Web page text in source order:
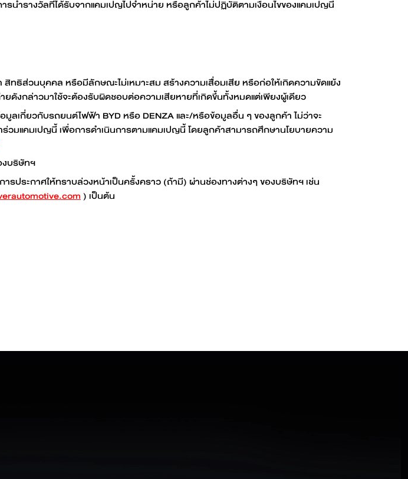
ำรางวัลที่ได้รับจากแคมเปญไปจำหน่าย หรือลูกค้าไม่ปฏิบัติตามเงื่อนไขของแคมเปญนี้
ส่วนบุคคล หรือมีลักษณะไม่เหมาะสม สร้างความเสื่อมเสีย หรือก่อให้เกิดความขัดแย้ง
ดังกล่าวมาใช้จะต้องรับผิดชอบต่อความเสียหายที่เกิดขึ้นทั้งหมดแต่เพียงผู้เดียว
ลเกี่ยวกับรถยนต์ไฟฟ้า BYD หรือ DENZA และ/หรือข้อมูลอื่น ๆ ของลูกค้า ไม่ว่าจะ
มแคมเปญนี้ เพื่อการดำเนินการตามแคมเปญนี้ โดยลูกค้าสามารถศึกษานโยบายความ
บริษัทฯ
รประกาศให้ทราบล่วงหน้าเป็นครั้งคราว (ถ้ามี) ผ่านช่องทางต่างๆ ของบริษัทฯ เช่น
) เป็นต้น